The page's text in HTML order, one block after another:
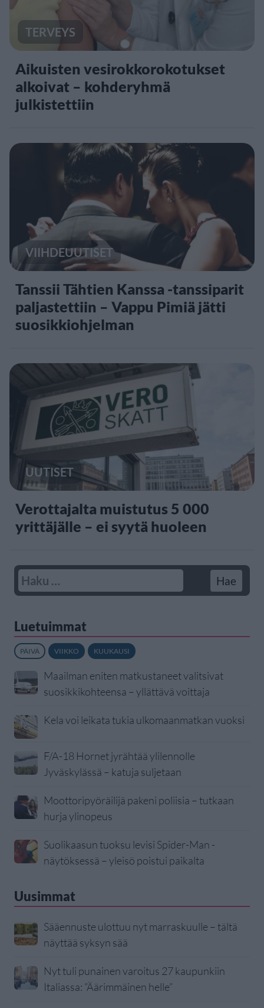
TERVEYS
Aikuisten vesirokkorokotukset
alkoivat – kohderyhmä
julkistettiin
VIIHDEUUTISET
Tanssii Tähtien Kanssa -tanssiparit
paljastettiin – Vappu Pimiä jätti
suosikkiohjelman
UUTISET
Verottajalta muistutus 5 000
yrittäjälle – ei syytä huoleen
Luetuimmat
PÄIVÄ VIIKKO KUUKAUSI
Maailman eniten matkustaneet valitsivat
suosikkikohteensa – yllättävä voittaja
Kela voi leikata tukia ulkomaanmatkan vuoksi
F/A-18 Hornet jyrähtää ylilennolle
Jyväskylässä – katuja suljetaan
Moottoripyöräilijä pakeni poliisia – tutkaan
hurja ylinopeus
Suolikaasun tuoksu levisi Spider-Man -
näytöksessä – yleisö poistui paikalta
Uusimmat
Sääennuste ulottuu nyt marraskuulle – tältä
näyttää syksyn sää
Nyt tuli punainen varoitus 27 kaupunkiin
Italiassa: ”Äärimmäinen helle”